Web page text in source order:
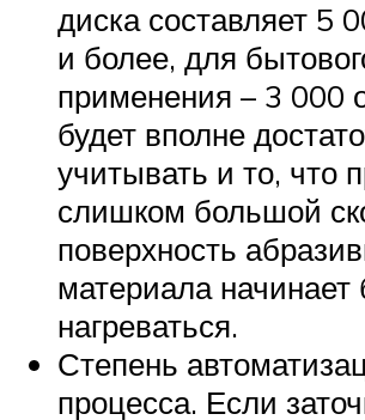
диска составляет 5
и более, для
применения – 3 000
будет вполне
учитывать и то, что
слишком большой
поверхность
материала начинает
нагреваться.
Степень
процесса. Если